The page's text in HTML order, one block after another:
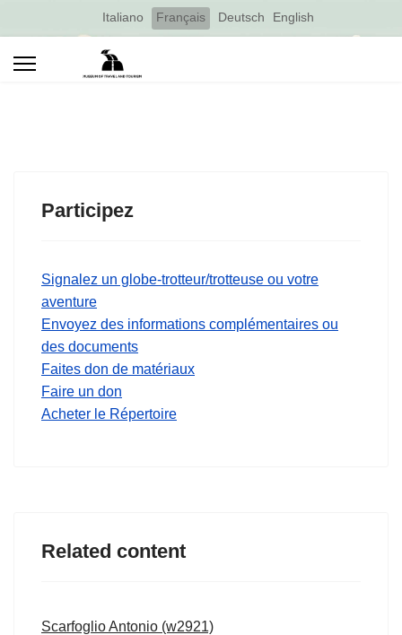
Select your language
Italiano Français Deutsch English
Participez
Signalez un globe-trotteur/trotteuse ou votre
aventure
Envoyez des informations complémentaires ou
des documents
Faites don de matériaux
Faire un don
Acheter le Répertoire
Related content
Scarfoglio Antonio (w2921)